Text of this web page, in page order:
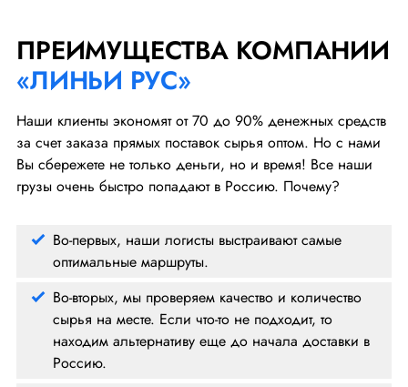
ПРЕИМУЩЕСТВА КОМПАНИИ
«ЛИНЬИ РУС»
Наши клиенты экономят от 70 до 90% денежных средств
за счет заказа прямых поставок сырья оптом. Но с нами
Вы сбережете не только деньги, но и время! Все наши
грузы очень быстро попадают в Россию. Почему?
Во-первых, наши логисты выстраивают самые
оптимальные маршруты.
Во-вторых, мы проверяем качество и количество
сырья на месте. Если что-то не подходит, то
находим альтернативу еще до начала доставки в
Россию.